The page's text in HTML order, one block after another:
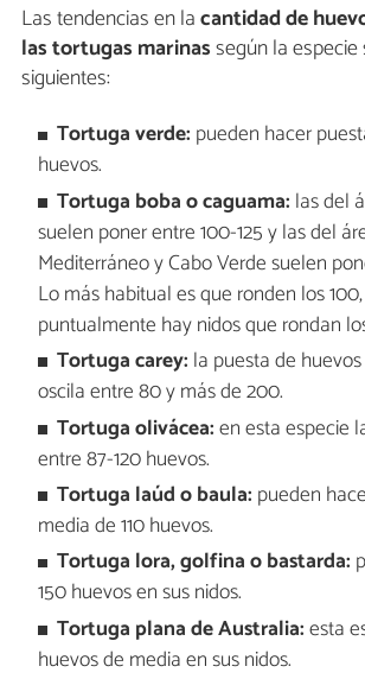
Las tendencias en lacantidad de
las tortugas marinassegún la especie
siguientes:
Tortuga verde: pueden hacer
huevos.
Tortuga boba o caguama: las del
suelen poner entre 100-125 y las del
Mediterráneo y Cabo Verde suelen
Lo más habitual es que ronden los
puntualmente hay nidos que rondan
Tortuga carey: la puesta de
oscila entre 80 y más de 200.
Tortuga olivácea:en esta especie
entre 87-120 huevos.
Tortuga laúd o baula: pueden
media de 110 huevos.
Tortuga lora, golfina o bastarda:
150 huevos en sus nidos.
Tortuga plana de Australia:esta
huevos de media en sus nidos.